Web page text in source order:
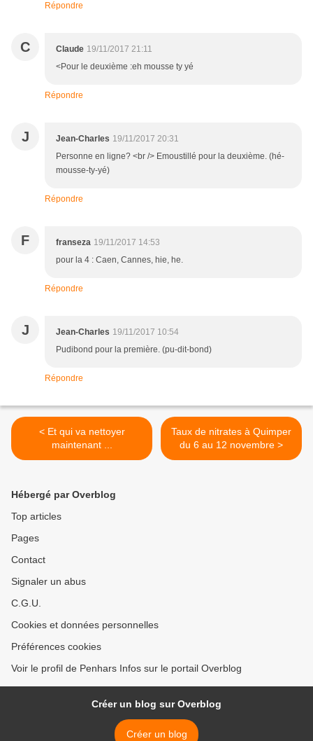
Répondre
C Claude 19/11/2017 21:11
<Pour le deuxième :eh mousse ty yé
Répondre
J Jean-Charles 19/11/2017 20:31
Personne en ligne? <br /> Emoustillé pour la deuxième. (hé-
mousse-ty-yé)
Répondre
F franseza 19/11/2017 14:53
pour la 4 : Caen, Cannes, hie, he.
Répondre
J Jean-Charles 19/11/2017 10:54
Pudibond pour la première. (pu-dit-bond)
Répondre
< Et qui va nettoyer
maintenant ...
Taux de nitrates à Quimper
du 6 au 12 novembre >
Hébergé par Overblog
Top articles
Pages
Contact
Signaler un abus
C.G.U.
Cookies et données personnelles
Préférences cookies
Voir le profil de Penhars Infos sur le portail Overblog
Créer un blog sur Overblog
Créer un blog